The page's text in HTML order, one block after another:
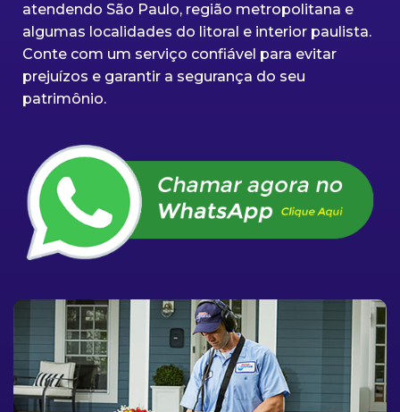
atendendo São Paulo, região metropolitana e
algumas localidades do litoral e interior paulista.
Conte com um serviço confiável para evitar
prejuízos e garantir a segurança do seu
patrimônio.